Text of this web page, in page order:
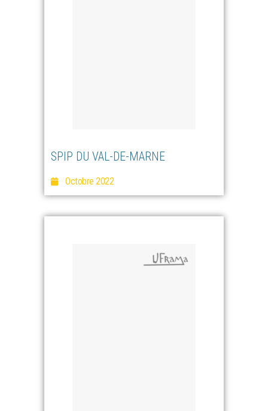
SPIP DU VAL-DE-MARNE
Octobre 2022